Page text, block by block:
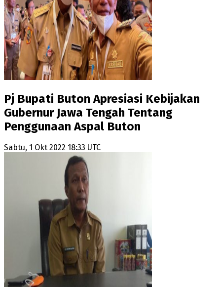
Pj Bupati Buton Apresiasi Kebijakan
Gubernur Jawa Tengah Tentang
Penggunaan Aspal Buton
Sabtu, 1 Okt 2022 18:33 UTC